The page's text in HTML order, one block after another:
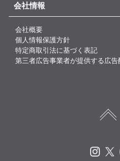
会社情報
会社概要
個人情報保護方針
特定商取引法に基づく表記
第三者広告事業者が提供する広告